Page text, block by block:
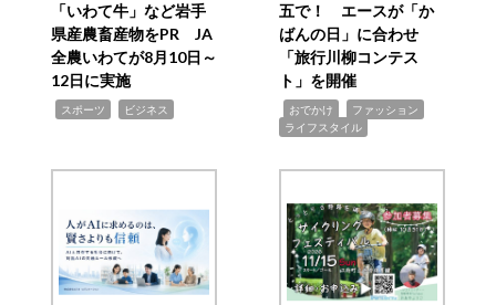
「いわて牛」など岩手
県産農畜産物をPR JA
全農いわてが8月10日～
12日に実施
スポーツ ビジネス
五で！ エースが「か
ばんの日」に合わせ
「旅行川柳コンテス
ト」を開催
おでかけ ファッション
ライフスタイル